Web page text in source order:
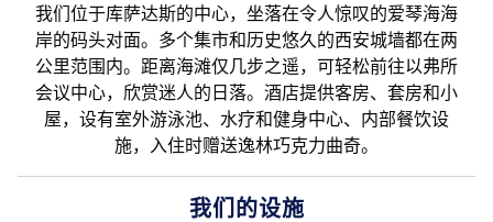
我们位于库萨达斯的中心，坐落在令人惊叹的爱琴海海
岸的码头对面。多个集市和历史悠久的西安城墙都在两
公里范围内。距离海滩仅几步之遥，可轻松前往以弗所
会议中心，欣赏迷人的日落。酒店提供客房、套房和小
屋，设有室外游泳池、水疗和健身中心、内部餐饮设
施，入住时赠送逸林巧克力曲奇。
我们的设施